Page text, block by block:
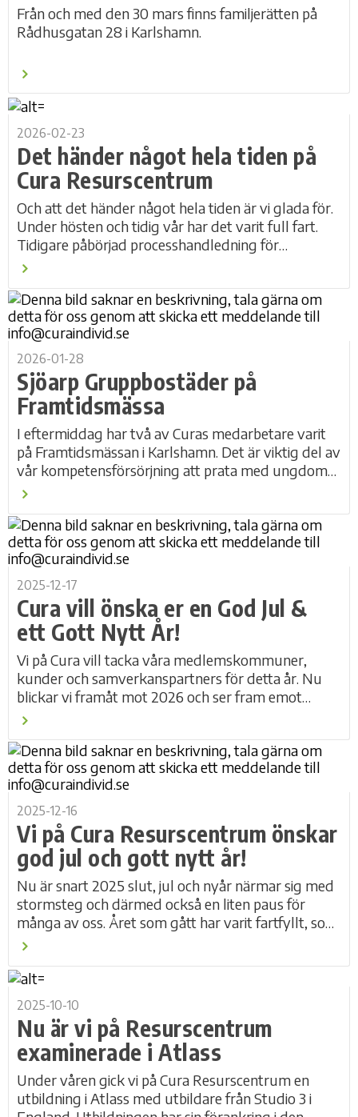
Från och med den 30 mars finns familjerätten på
Rådhusgatan 28 i Karlshamn.
2026-02-23
Det händer något hela tiden på
Cura Resurscentrum
Och att det händer något hela tiden är vi glada för.
Under hösten och tidig vår har det varit full fart.
Tidigare påbörjad processhandledning för
medarbetare inom LSS-verksamhet i...
2026-01-28
Sjöarp Gruppbostäder på
Framtidsmässa
I eftermiddag har två av Curas medarbetare varit
på Framtidsmässan i Karlshamn. Det är viktig del av
vår kompetensförsörjning att prata med ungdomar
om våra verksamheter och hur det är att...
2025-12-17
Cura vill önska er en God Jul &
ett Gott Nytt År!
Vi på Cura vill tacka våra medlemskommuner,
kunder och samverkanspartners för detta år. Nu
blickar vi framåt mot 2026 och ser fram emot
2025-12-16
Vi på Cura Resurscentrum önskar
god jul och gott nytt år!
Nu är snart 2025 slut, jul och nyår närmar sig med
stormsteg och därmed också en liten paus för
många av oss. Året som gått har varit fartfyllt, som
så ofta hos oss på Cura...
2025-10-10
Nu är vi på Resurscentrum
examinerade i Atlass
Under våren gick vi på Cura Resurscentrum en
utbildning i Atlass med utbildare från Studio 3 i